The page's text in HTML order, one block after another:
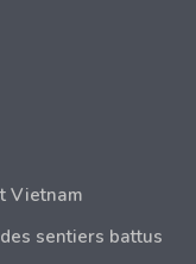
Vietnam
sentiers battus